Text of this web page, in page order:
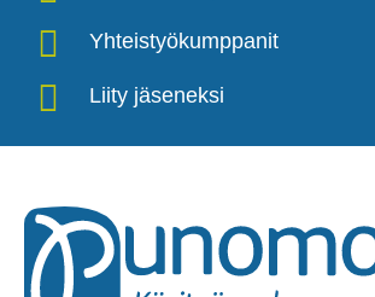
Yhteistyökumppanit
Liity jäseneksi